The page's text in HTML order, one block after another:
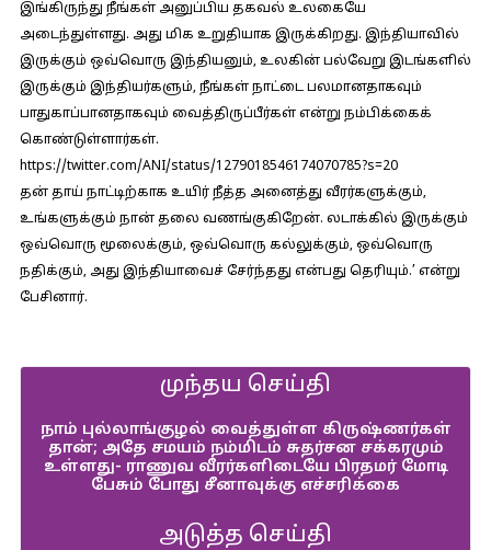
இங்கிருந்து நீங்கள் அனுப்பிய தகவல் உலகையே
அடைந்துள்ளது. அது மிக உறுதியாக இருக்கிறது. இந்தியாவில்
இருக்கும் ஒவ்வொரு இந்தியனும், உலகின் பல்வேறு இடங்களில்
இருக்கும் இந்தியர்களும், நீங்கள் நாட்டை பலமானதாகவும்
பாதுகாப்பானதாகவும் வைத்திருப்பீர்கள் என்று நம்பிக்கைக்
கொண்டுள்ளார்கள்.
https://twitter.com/ANI/status/1279018546174070785?s=20
தன் தாய் நாட்டிற்காக உயிர் நீத்த அனைத்து வீரர்களுக்கும்,
உங்களுக்கும் நான் தலை வணங்குகிறேன். லடாக்கில் இருக்கும்
ஒவ்வொரு மூலைக்கும், ஒவ்வொரு கல்லுக்கும், ஒவ்வொரு
நதிக்கும், அது இந்தியாவைச் சேர்ந்தது என்பது தெரியும்.’ என்று
பேசினார்.
முந்தய செய்தி
நாம் புல்லாங்குழல் வைத்துள்ள கிருஷ்ணர்கள்
தான்; அதே சமயம் நம்மிடம் சுதர்சன சக்கரமும்
உள்ளது- ராணுவ வீரர்களிடையே பிரதமர் மோடி
பேசும் போது சீனாவுக்கு எச்சரிக்கை
அடுத்த செய்தி